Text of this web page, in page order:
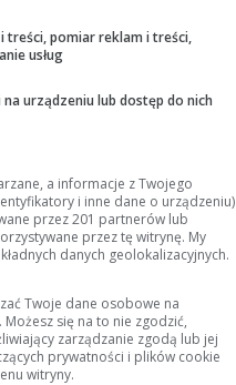
dla AmiLab,
beda dobrze dialac
treści, pomiar reklam i treści,
usług
urządzeniu lub dostęp do nich
a informacje z Twojego
i inne dane o urządzeniu)
przez 201 partnerów lub
przez tę witrynę. My
danych geolokalizacyjnych.
Twoje dane osobowe na
się na to nie zgodzić,
zarządzanie zgodą lub jej
prywatności i plików cookie
witryny.